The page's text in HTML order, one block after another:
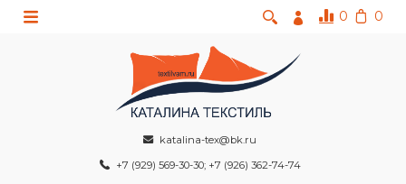
0 0
katalina-tex@bk.ru
+7 (929) 569-30-30; +7 (926) 362-74-74